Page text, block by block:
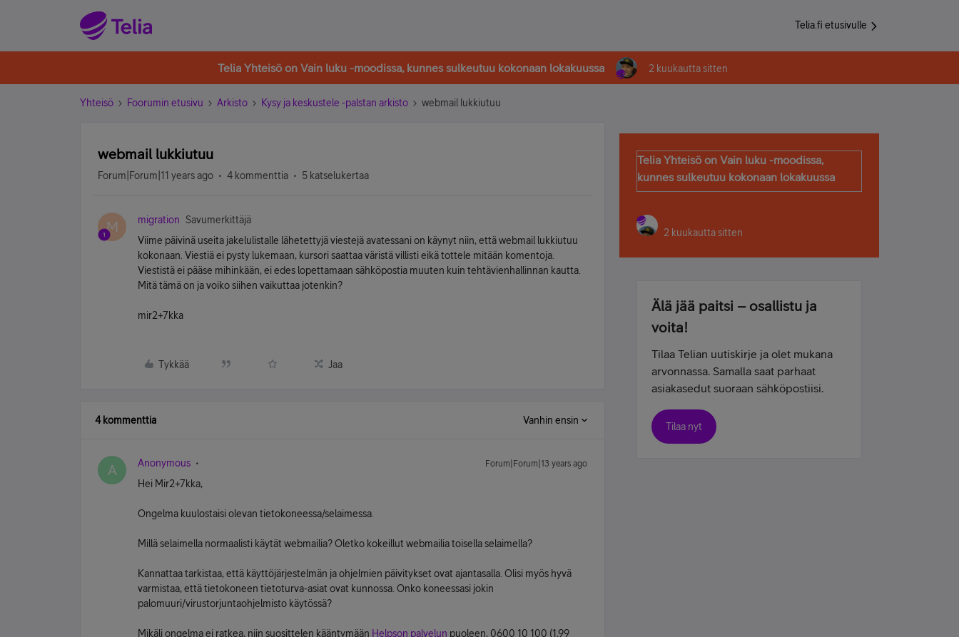
Telia.fi etusivulle
Telia Yhteisö on Vain luku -moodissa, kunnes sulkeutuu kokonaan lokakuussa 2 kuukautta sitten
Yhteisö Foorumin etusivu Arkisto Kysy ja keskustele -palstan arkisto webmail lukkiutuu
webmail lukkiutuu
Forum|Forum|11 years ago 4 kommenttia 5 katselukertaa
M migration
Savumerkittäjä
Viime päivinä useita jakelulistalle lähetettyjä viestejä avatessani on käynyt niin, että webmail lukkiutuu
kokonaan. Viestiä ei pysty lukemaan, kursori saattaa väristä villisti eikä tottele mitään komentoja.
Viestistä ei pääse mihinkään, ei edes lopettamaan sähköpostia muuten kuin tehtävienhallinnan kautta.
Mitä tämä on ja voiko siihen vaikuttaa jotenkin?
mir2+7kka
Tykkää Jaa
4 kommenttia Vanhin ensin
A Anonymous Forum|Forum|13 years ago
Hei Mir2+7kka,
Ongelma kuulostaisi olevan tietokoneessa/selaimessa.
Millä selaimella normaalisti käytät webmailia? Oletko kokeillut webmailia toisella selaimella?
Kannattaa tarkistaa, että käyttöjärjestelmän ja ohjelmien päivitykset ovat ajantasalla. Olisi myös hyvä
varmistaa, että tietokoneen tietoturva-asiat ovat kunnossa. Onko koneessasi jokin
palomuuri/virustorjuntaohjelmisto käytössä?
Mikäli ongelma ei ratkea, niin suosittelen kääntymään Helpson palvelun puoleen, 0600 10 100 (1,99
Telia Yhteisö on Vain luku -moodissa,
kunnes sulkeutuu kokonaan lokakuussa
2 kuukautta sitten
Älä jää paitsi – osallistu ja
voita!
Tilaa Telian uutiskirje ja olet mukana
arvonnassa. Samalla saat parhaat
asiakasedut suoraan sähköpostiisi.
Tilaa nyt